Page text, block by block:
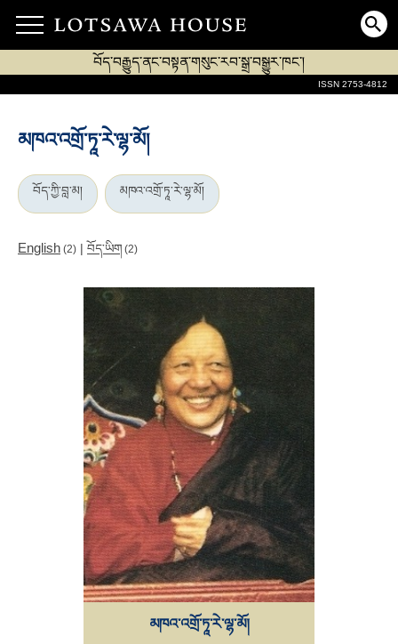
བོད་བརྒྱུད་ནང་བསྟན་གསུང་རབ་སྒྲ་བསྒྱུར་ཁང་།
ISSN 2753-4812
མཁའ་འགྲོ་ཏཱ་རེ་ལྷ་མོ།
བོད་ཀྱི་བླ་མ། མཁའ་འགྲོ་ཏཱ་རེ་ལྷ་མོ།
English (2) | བོད་ཡིག (2)
མཁའ་འགྲོ་ཏཱ་རེ་ལྷ་མོ།